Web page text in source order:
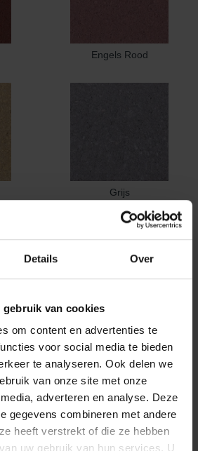
Details Over
gebruik van cookies
om content en advertenties te
voor social media te bieden
te analyseren. Ook delen we
van onze site met onze
adverteren en analyse. Deze
gegevens combineren met andere
heeft verstrekt of die ze hebben
uw gebruik van hun services. U
Engels Rood
Grijs
Heidemangaan